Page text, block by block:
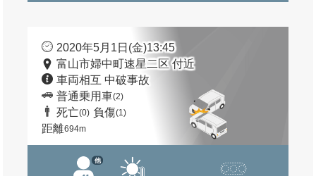
2020年5月1日(金)13:45
富山市婦中町速星二区 付近
車両相互 中破事故
普通乗用車(2)
死亡(0) 負傷(1)
距離694m
他